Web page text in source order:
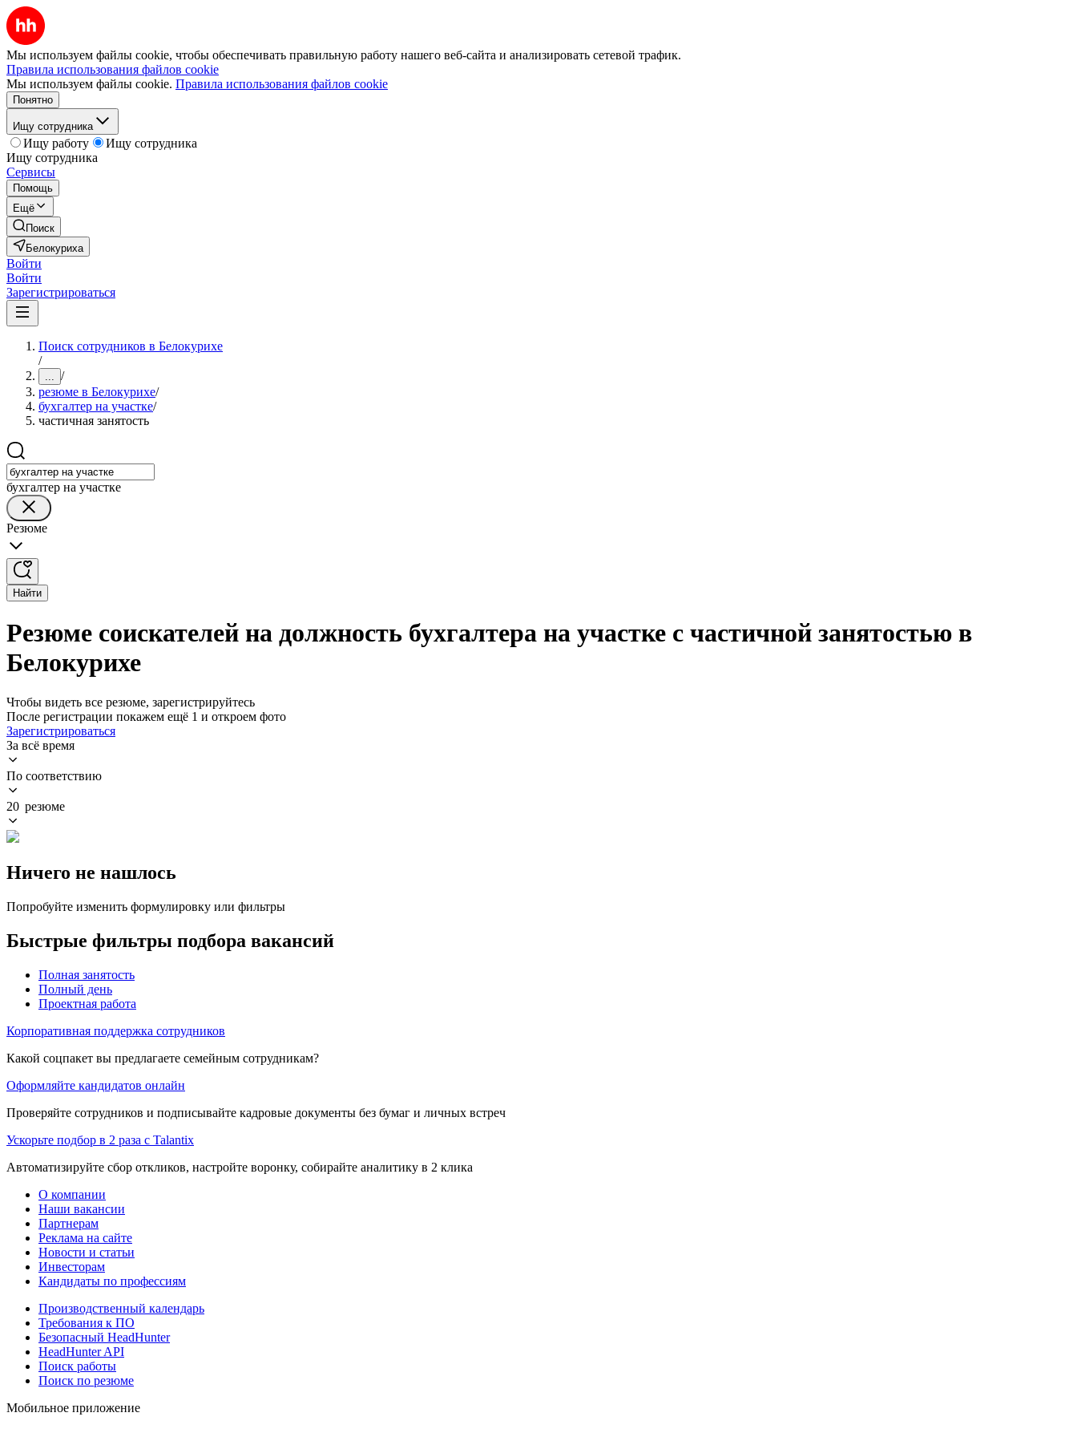
Мы используем файлы cookie, чтобы обеспечивать правильную работу нашего веб-сайта и анализировать сетевой трафик.
Правила использования файлов cookie
Мы используем файлы cookie. Правила использования файлов cookie
Понятно
Ищу сотрудника
Ищу работу
Ищу сотрудника
Ищу сотрудника
Сервисы
Помощь
Ещё
Поиск
Белокуриха
Войти
Войти
Зарегистрироваться
Поиск сотрудников в Белокурихе
/
... /
резюме в Белокурихе/
бухгалтер на участке/
частичная занятость
бухгалтер на участке
Резюме
Найти
Резюме соискателей на должность бухгалтера на участке с частичной занятостью в
Белокурихе
Чтобы видеть все резюме, зарегистрируйтесь
После регистрации покажем ещё 1 и откроем фото
Зарегистрироваться
За всё время
По соответствию
20 резюме
Ничего не нашлось
Попробуйте изменить формулировку или фильтры
Быстрые фильтры подбора вакансий
Полная занятость
Полный день
Проектная работа
Корпоративная поддержка сотрудников
Какой соцпакет вы предлагаете семейным сотрудникам?
Оформляйте кандидатов онлайн
Проверяйте сотрудников и подписывайте кадровые документы без бумаг и личных встреч
Ускорьте подбор в 2 раза с Talantix
Автоматизируйте сбор откликов, настройте воронку, собирайте аналитику в 2 клика
О компании
Наши вакансии
Партнерам
Реклама на сайте
Новости и статьи
Инвесторам
Кандидаты по профессиям
Производственный календарь
Требования к ПО
Безопасный HeadHunter
HeadHunter API
Поиск работы
Поиск по резюме
Мобильное приложение